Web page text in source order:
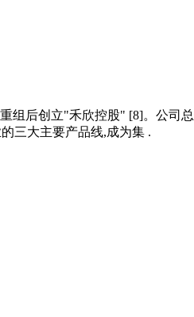
组后创立"禾欣控股" [8]。公
三大主要产品线,成为集 .